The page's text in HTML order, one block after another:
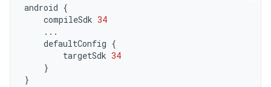
android {
compileSdk 34
...
defaultConfig {
targetSdk 34
}
}